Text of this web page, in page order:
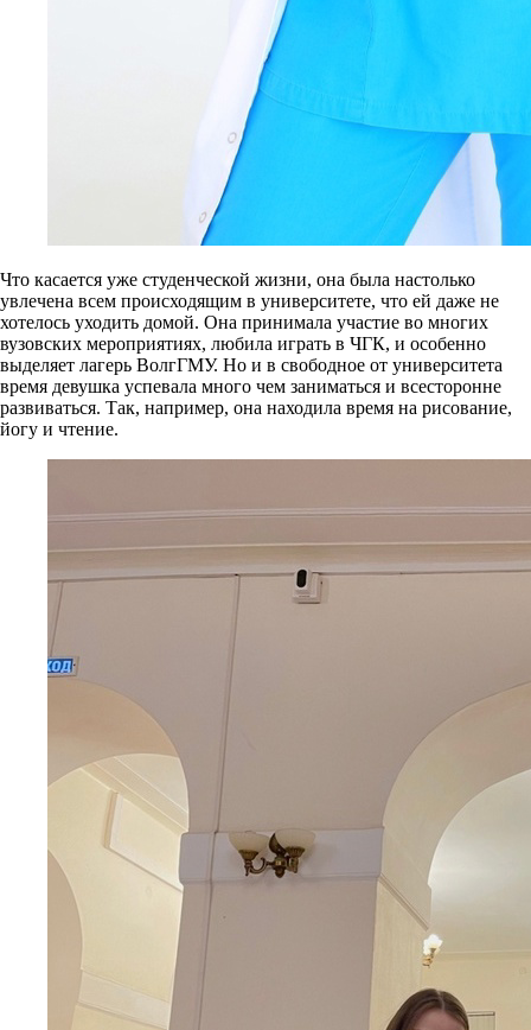
Что касается уже студенческой жизни, она была настолько
увлечена всем происходящим в университете, что ей даже не
хотелось уходить домой. Она принимала участие во многих
вузовских мероприятиях, любила играть в ЧГК, и особенно
выделяет лагерь ВолгГМУ. Но и в свободное от университета
время девушка успевала много чем заниматься и всесторонне
развиваться. Так, например, она находила время на рисование,
йогу и чтение.